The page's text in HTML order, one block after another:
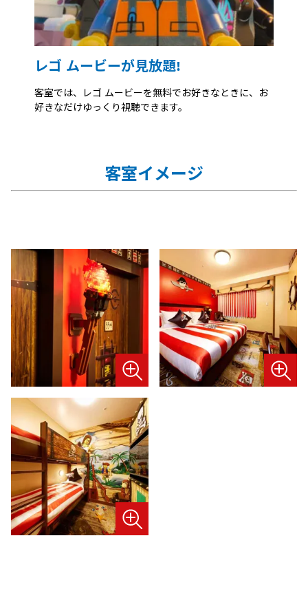
レゴ ムービーが見放題!
客室では、レゴ ムービーを無料でお好きなときに、お
好きなだけゆっくり視聴できます。
客室イメージ